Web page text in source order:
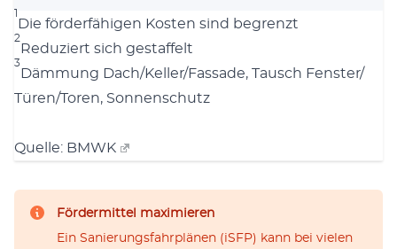
1
Die för­der­fä­hi­gen Kos­ten sind begrenzt
2
Redu­ziert sich gestaf­felt
3
Däm­mung Dach/​Keller/​Fassade, Tausch Fenster/​
Türen/​Toren, Son­nen­schutz
Quel­le: BMWK
Fördermittel maximieren
Ein Sanie­rungs­fahr­plä­nen (iSFP) kann bei vie­len